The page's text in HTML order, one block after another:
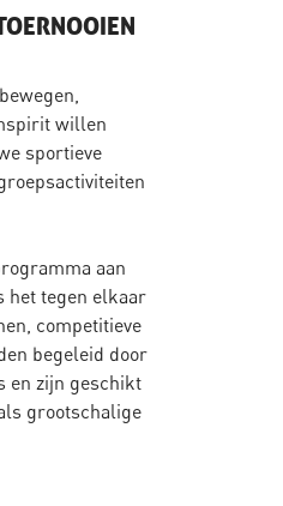
willen
sportieve
aan
het tegen elkaar
competitieve
begeleid door
en zijn geschikt
grootschalige